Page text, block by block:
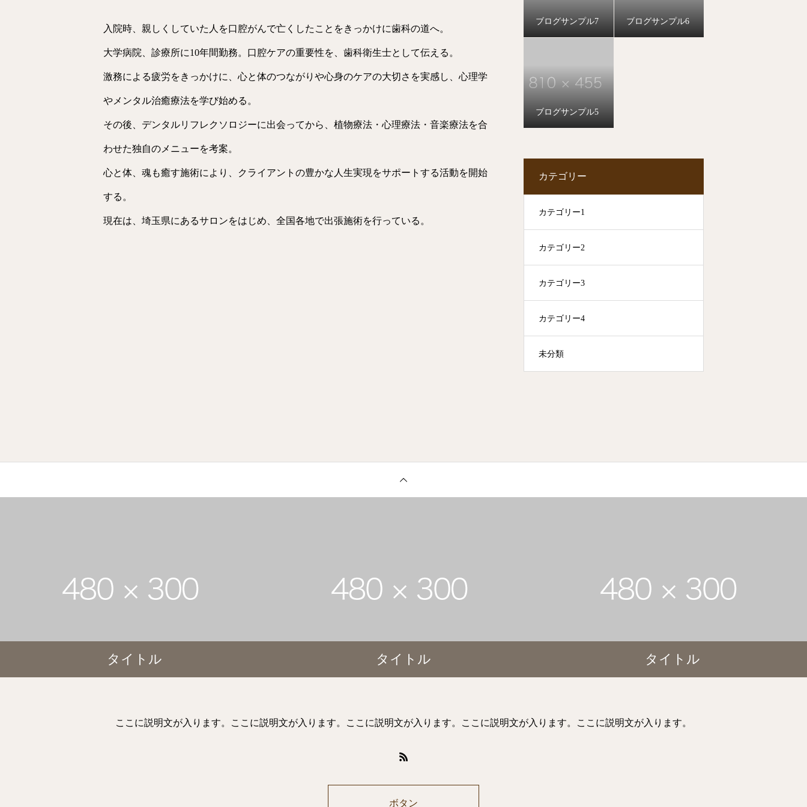
入院時、親しくしていた人を口腔がんで亡くしたことをきっかけに歯科の道へ。
大学病院、診療所に10年間勤務。口腔ケアの重要性を、歯科衛生士として伝える。
激務による疲労をきっかけに、心と体のつながりや心身のケアの大切さを実感し、心理学
やメンタル治癒療法を学び始める。
その後、デンタルリフレクソロジーに出会ってから、植物療法・心理療法・音楽療法を合
わせた独自のメニューを考案。
心と体、魂も癒す施術により、クライアントの豊かな人生実現をサポートする活動を開始
する。
現在は、埼玉県にあるサロンをはじめ、全国各地で出張施術を行っている。
ブログサンプル7 ブログサンプル6
ブログサンプル5
カテゴリー
カテゴリー1
カテゴリー2
カテゴリー3
カテゴリー4
未分類
タイトル タイトル タイトル
ここに説明文が入ります。ここに説明文が入ります。ここに説明文が入ります。ここに説明文が入ります。ここに説明文が入ります。
ボタン